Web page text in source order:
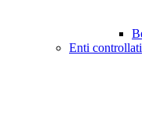
Enti controllati